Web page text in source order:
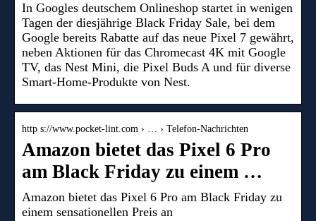
In Googles deutschem Onlineshop startet in wenigen
Tagen der diesjährige Black Friday Sale, bei dem
Google bereits Rabatte auf das neue Pixel 7 gewährt,
neben Aktionen für das Chromecast 4K mit Google
TV, das Nest Mini, die Pixel Buds A und für diverse
Smart-Home-Produkte von Nest.
http s://www.pocket-lint.com › … › Telefon-Nachrichten
Amazon bietet das Pixel 6 Pro
am Black Friday zu einem …
Amazon bietet das Pixel 6 Pro am Black Friday zu
einem sensationellen Preis an